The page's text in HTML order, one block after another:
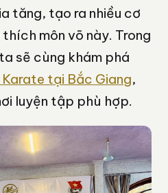
tăng, tạo ra nhiều cơ
thích môn võ này. Trong
sẽ cùng khám phá
tại Bắc Giang,
luyện tập phù hợp.